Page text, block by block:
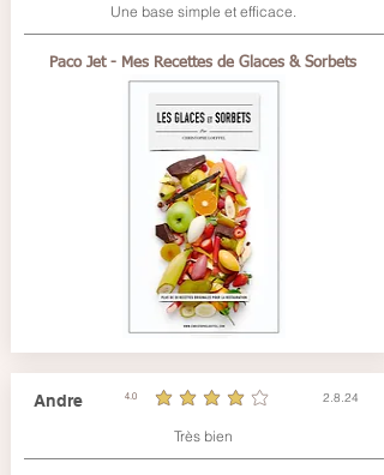
Une base simple et efficace.
Paco Jet - Mes Recettes de Glaces & Sorbets
Andre 4.0
durchschnittliches Rating ist 4 von 5 2.8.24
Très bien